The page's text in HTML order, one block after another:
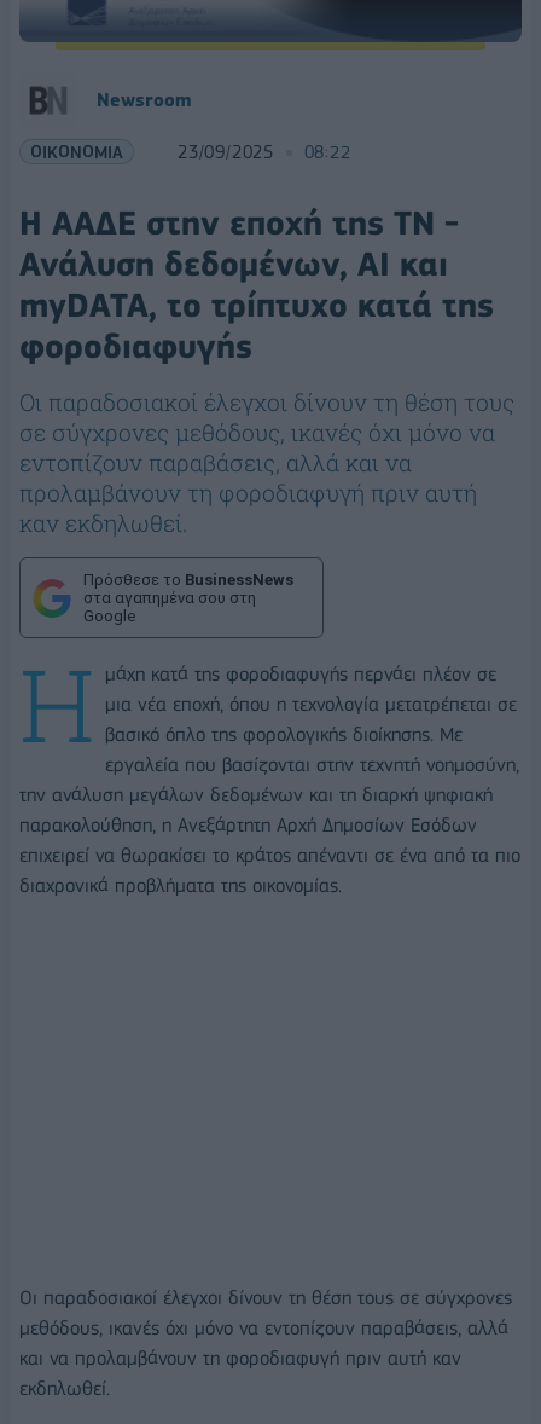
Newsroom
ΟΙΚΟΝΟΜΙΑ 23/09/2025 08:22
Η ΑΑΔΕ στην εποχή της ΤΝ -
Ανάλυση δεδομένων, AI και
myDATA, το τρίπτυχο κατά της
φοροδιαφυγής
Οι παραδοσιακοί έλεγχοι δίνουν τη θέση τους
σε σύγχρονες μεθόδους, ικανές όχι μόνο να
εντοπίζουν παραβάσεις, αλλά και να
προλαμβάνουν τη φοροδιαφυγή πριν αυτή
καν εκδηλωθεί.
Πρόσθεσε το BusinessNews
στα αγαπημένα σου στη
Google
Η
μάχη κατά της φοροδιαφυγής περνάει πλέον σε
μια νέα εποχή, όπου η τεχνολογία μετατρέπεται σε
βασικό όπλο της φορολογικής διοίκησης. Με
εργαλεία που βασίζονται στην τεχνητή νοημοσύνη,
την ανάλυση μεγάλων δεδομένων και τη διαρκή ψηφιακή
παρακολούθηση, η Ανεξάρτητη Αρχή Δημοσίων Εσόδων
επιχειρεί να θωρακίσει το κράτος απέναντι σε ένα από τα πιο
διαχρονικά προβλήματα της οικονομίας.
Οι παραδοσιακοί έλεγχοι δίνουν τη θέση τους σε σύγχρονες
μεθόδους, ικανές όχι μόνο να εντοπίζουν παραβάσεις, αλλά
και να προλαμβάνουν τη φοροδιαφυγή πριν αυτή καν
εκδηλωθεί.